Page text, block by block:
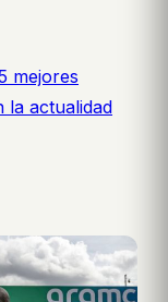
mejores
la actualidad